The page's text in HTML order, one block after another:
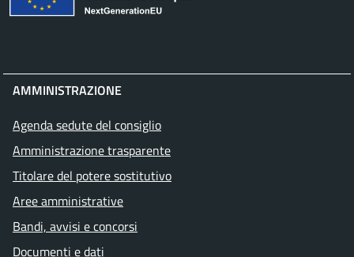
AMMINISTRAZIONE
Agenda sedute del consiglio
Amministrazione trasparente
Titolare del potere sostitutivo
Aree amministrative
Bandi, avvisi e concorsi
Documenti e dati